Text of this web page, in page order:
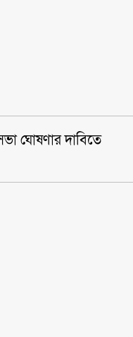
ঘোষণার দাবিতে